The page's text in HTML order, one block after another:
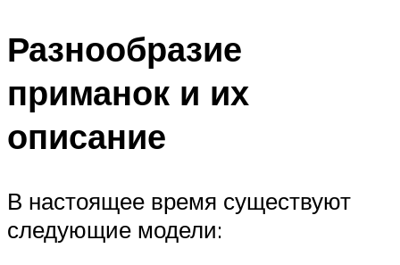
Разнообразие
приманок и их
описание
В настоящее время существуют
следующие модели: